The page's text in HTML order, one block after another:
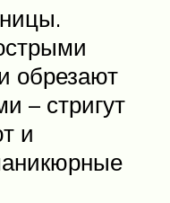
обрезают
– стригут
и